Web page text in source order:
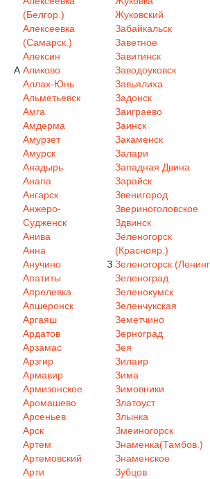
А
(Белгор.)
Алексеевка
(Самарск.)
Алексин
Аликово
Аллах-Юнь
Альметьевск
Амга
Амдерма
Амурзет
Амурск
Анадырь
Анапа
Ангарск
Анжеро-
Судженск
Анива
Анна
Анучино
Апатиты
Апрелевка
Апшеронск
Аргаяш
Ардатов
Арзамас
Арзгир
Армавир
Армизонское
Аромашево
Арсеньев
Арск
Артем
Артемовский
Арти
Жуковский
З
Забайкальск
Заветное
Завитинск
Заводоуковск
Завьялиха
Задонск
Заиграево
Заинск
Закаменск
Залари
Западная Двина
Зарайск
Звенигород
Звериноголовское
Здвинск
Зеленогорск
(Краснояр.)
Зеленогорск
Зеленоград
Зеленокумск
Зеленчукская
Земетчино
Зерноград
Зея
Зилаир
Зима
Зимовники
Златоуст
Злынка
Змеиногорск
Знаменка(Тамбов.)
Знаменское
Зубцов